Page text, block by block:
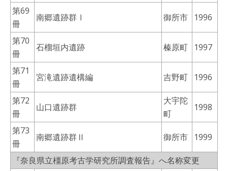
第69
冊
南郷遺跡群Ⅰ 御所市 1996
第70
冊
石榴垣内遺跡 榛原町 1997
第71
冊
宮滝遺跡遺構編 吉野町 1996
第72
冊
山口遺跡群
大宇陀
町
1998
第73
冊
南郷遺跡群Ⅱ 御所市 1999
『奈良県立橿原考古学研究所調査報告』へ名称変更